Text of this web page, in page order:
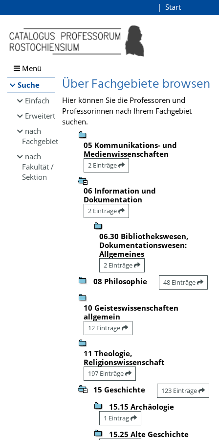
Browsen
direkt zum Inhalt
Start
Menü
Suche
Einfach
Erweitert
nach
Fachgebiet
nach
Fakultät /
Sektion
Über Fachgebiete browsen
Hier können Sie die Professoren und
Professorinnen nach Ihrem Fachgebiet
suchen.
05 Kommunikations- und
Medienwissenschaften
2 Einträge
06 Information und
Dokumentation
2 Einträge
06.30 Bibliothekswesen,
Dokumentationswesen:
Allgemeines
2 Einträge
08 Philosophie 48 Einträge
10 Geisteswissenschaften
allgemein
12 Einträge
11 Theologie,
Religionswissenschaft
197 Einträge
15 Geschichte 123 Einträge
15.15 Archäologie
1 Eintrag
15.25 Alte Geschichte